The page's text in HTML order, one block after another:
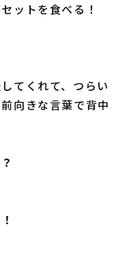
ットを食べる！
てくれて、つらい
向きな言葉で背中